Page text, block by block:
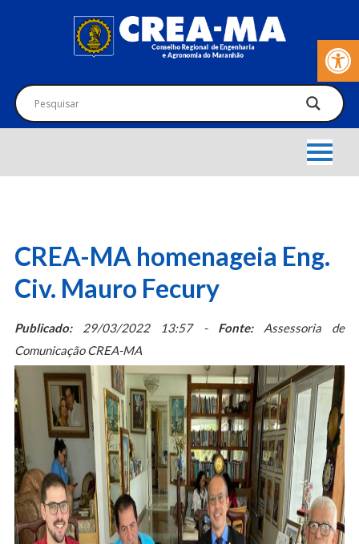
Barra de
CREA-MA homenageia Eng.
Civ. Mauro Fecury
Publicado:29/03/2022 13:57 - Fonte:Assessoria de
Comunicação CREA-MA